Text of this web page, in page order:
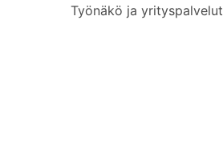
Työnäkö ja yrityspalvelut